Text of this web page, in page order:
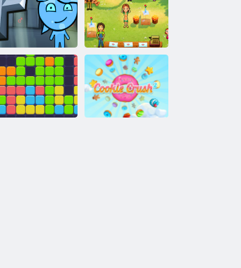
Butterfly Kyodai
Delicious Emily
Home Sweet
Home